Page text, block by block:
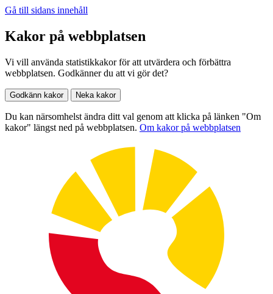
Gå till sidans innehåll
Kakor på webbplatsen
Vi vill använda statistikkakor för att utvärdera och förbättra
webbplatsen. Godkänner du att vi gör det?
Godkänn kakor Neka kakor
Du kan närsomhelst ändra ditt val genom att klicka på länken "Om
kakor" längst ned på webbplatsen. Om kakor på webbplatsen